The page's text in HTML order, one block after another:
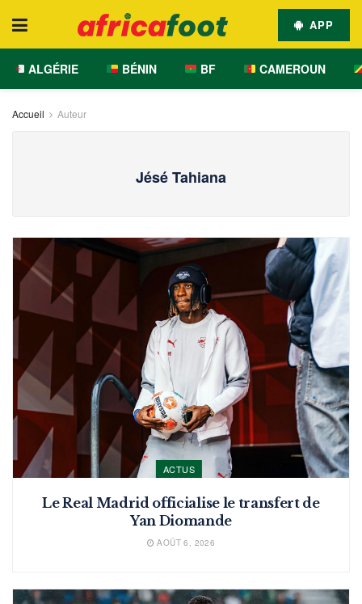
APP
ALGÉRIE BÉNIN BF CAMEROUN
Accueil Auteur
Jésé Tahiana
ACTUS
Le Real Madrid officialise le transfert de
Yan Diomande
AOÛT 6, 2026